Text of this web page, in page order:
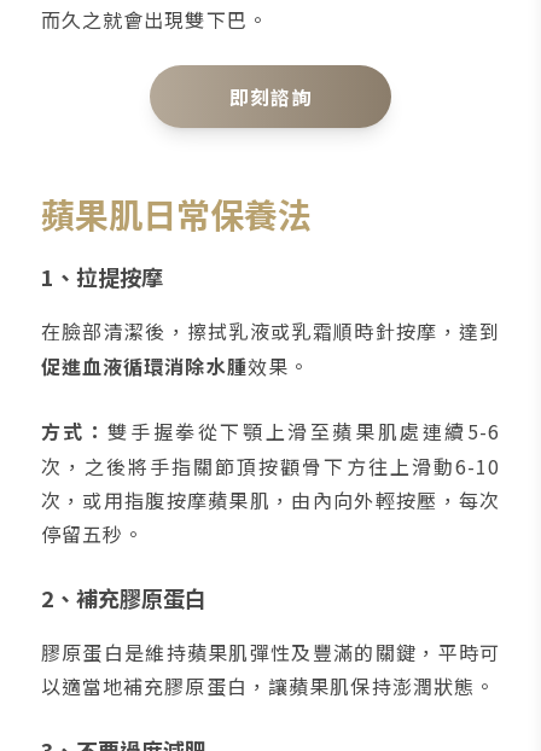
而久之就會出現雙下巴。
即刻諮詢
蘋果肌日常保養法
1、拉提按摩
在臉部清潔後，擦拭乳液或乳霜順時針按摩，達到
促進血液循環消除水腫效果。
方式：雙手握拳從下顎上滑至蘋果肌處連續5-6
次，之後將手指關節頂按顴骨下方往上滑動6-10
次，或用指腹按摩蘋果肌，由內向外輕按壓，每次
停留五秒。
2、補充膠原蛋白
膠原蛋白是維持蘋果肌彈性及豐滿的關鍵，平時可
以適當地補充膠原蛋白，讓蘋果肌保持澎潤狀態。